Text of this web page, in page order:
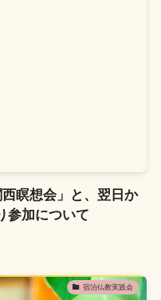
瞑想会」と、翌日か
参加について
宿泊仏教実践会